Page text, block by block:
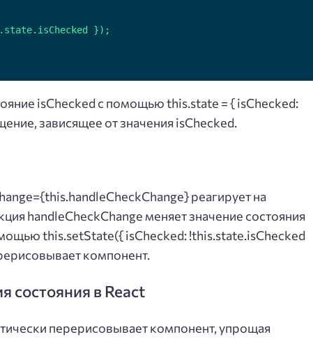
isChecked с помощью this.state = { isChecked:
зависящее от значения isChecked.
реагирует на
handleCheckChange меняет значение состояния
this.setState({ isChecked: !this.state.isChecked
компонент.
состояния в React
перерисовывает компонент, упрощая